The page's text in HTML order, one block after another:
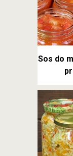
Sos do